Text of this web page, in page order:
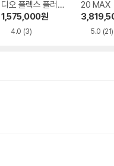
디오 플렉스 플러스
EF-72
1,575,000원
4.0 (3)
20 MAX
5.0 (21)